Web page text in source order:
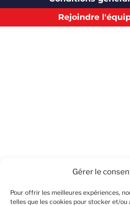
Gérer le
Pour offrir les meilleures expériences,
telles que les cookies pour stocker et/
Rejoindre